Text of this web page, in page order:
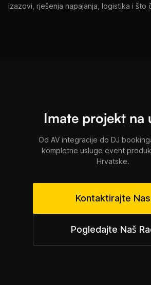
izazovi, rješenja napajanja, logistika i što
Imate projekt na
Od AV integracije do DJ
kompletne usluge event
Hrvatske.
Kontaktirajte Nas
Pogledajte Naš